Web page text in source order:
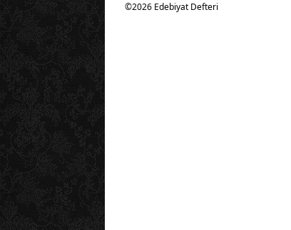
©2026 Edebiyat Defteri